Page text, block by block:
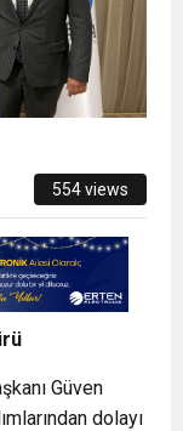
554 views
Güven
dolayı